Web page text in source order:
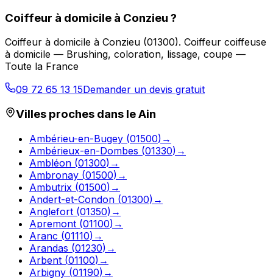
Coiffeur à domicile à Conzieu ?
Coiffeur à domicile à Conzieu (01300). Coiffeur coiffeuse
à domicile — Brushing, coloration, lissage, coupe —
Toute la France
09 72 65 13 15Demander un devis gratuit
Villes proches dans leAin
Ambérieu-en-Bugey (01500) →
Ambérieux-en-Dombes (01330) →
Ambléon (01300) →
Ambronay (01500) →
Ambutrix (01500) →
Andert-et-Condon (01300) →
Anglefort (01350) →
Apremont (01100) →
Aranc (01110) →
Arandas (01230) →
Arbent (01100) →
Arbigny (01190) →